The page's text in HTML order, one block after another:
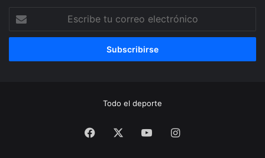
Escribe
tu
correo
Todo el deporte
Facebook YouTubeInstagram